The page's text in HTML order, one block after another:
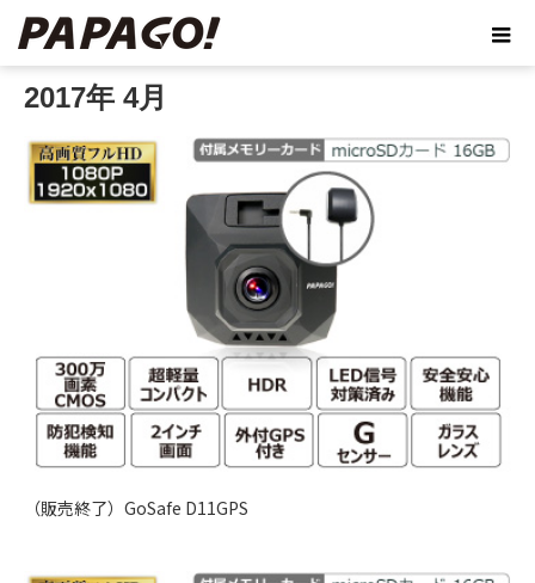
2017年 4月
2017年 4月
（販売終了）GoSafe D11GPS